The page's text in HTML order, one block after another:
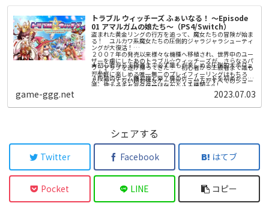
ムと共に2023年の最新マシンを走らせましょう。そして、
「マイチーム・キャリアモード」では、ドリームチームを作
り上げ、画面分割や拡張されたクロスプラットフォームマル
チプレイヤーで競ったり、新登場のRaceNetリーグで他のプ
レイヤーと繋がりながら、勝利を勝ち取りましょう。
ット、レッドフラッグ、レース距離35%など。
● F1® World：チャレンジをクリアして、報酬を獲得し、ア
ップグレードを手に入れて、新たな進行状況システムでF1®
の旅を楽しみましょう。
本ゲームには、ゲーム内のバーチャルアイテムを入手するた
めにオプションでバーチャル通貨を購入できるゲーム内機能
が含まれます。
トラブル ウィッチーズ ふぁいなる！ ～Episode
01 アマルガムの娘たち～（PS4/Switch）
盗まれた黄金リングの行方を追って、魔女たちの冒険が始ま
る！ ユルカワ系魔女たちの圧倒的ジャラジャラシューティ
ングが大復活！
２００７年の発売以来様々な機種へ移植され、世界中のユー
ザーを虜にしたあのトラブル☆ウィッチーズが、さらなるパ
ワーアップを遂げ帰ってきた！ 初心者から上級者まで誰も
が手軽に楽しめる唯一無二のプレイフィーリングはもちろ
ん、かつてない超お得なゲームボリュームがすべてのシュー
ティングファンを徹底的に満足させます！
★初心者から上級者まで必ず誰もが楽しめる圧倒的大ボリュ
ーム！
４段階のゲーム難易度と全７種のゲームモードを初めから実
装。使えるキャラクターはなんと１１種類＋α！
１６年にわたる追加と調整を一挙に実装し、さらに背景をフ
ルポリゴンに置き換え、様々な調整を施したトラブル☆ウィ
ューティングに触れる方でも必ず自分なりの楽しみ方と出会
★圧倒的ジャラジャラ感！ 唯一無二のプレイフィーリング
「魔法陣」で敵の弾をキャッチしてお金に換え「ショップ」
ン」となって押し寄せる！ まさに怒涛のごときジャラジャ
ラ感は唯一無二にして超爽快＆クセになること請け合いで
す。
ゲームの難易度を徹底的に再調整。さらに「オート魔法カー
ド」や「オート魔法陣」など、初めて触る方でもストレスフ
ルなプレイにならないよう、あらゆる部分が調整されていま
★ゲームモードは全７種+α！ 忙しい現代ユーザーのプレイ
スタイルにもガッチリ対応！
●アーケードモード
「トラブル☆ウィッチーズふぁいなる！」の標準ゲームモー
ド。初心者から上級者まで誰もがゼッタイ楽しめる全４難易
度を実装。
game-ggg.net 2023.07.03
シェアする
Twitter Facebook はてブ
Pocket LINE コピー